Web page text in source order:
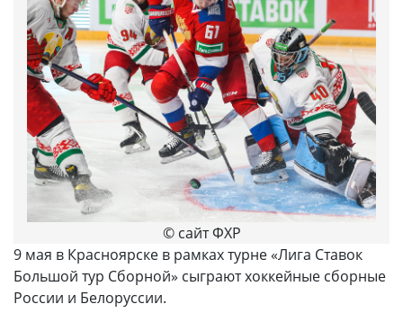
© сайт ФХР
9 мая в Красноярске в рамках турне «Лига Ставок
Большой тур Сборной» сыграют хоккейные сборные
России и Белоруссии.